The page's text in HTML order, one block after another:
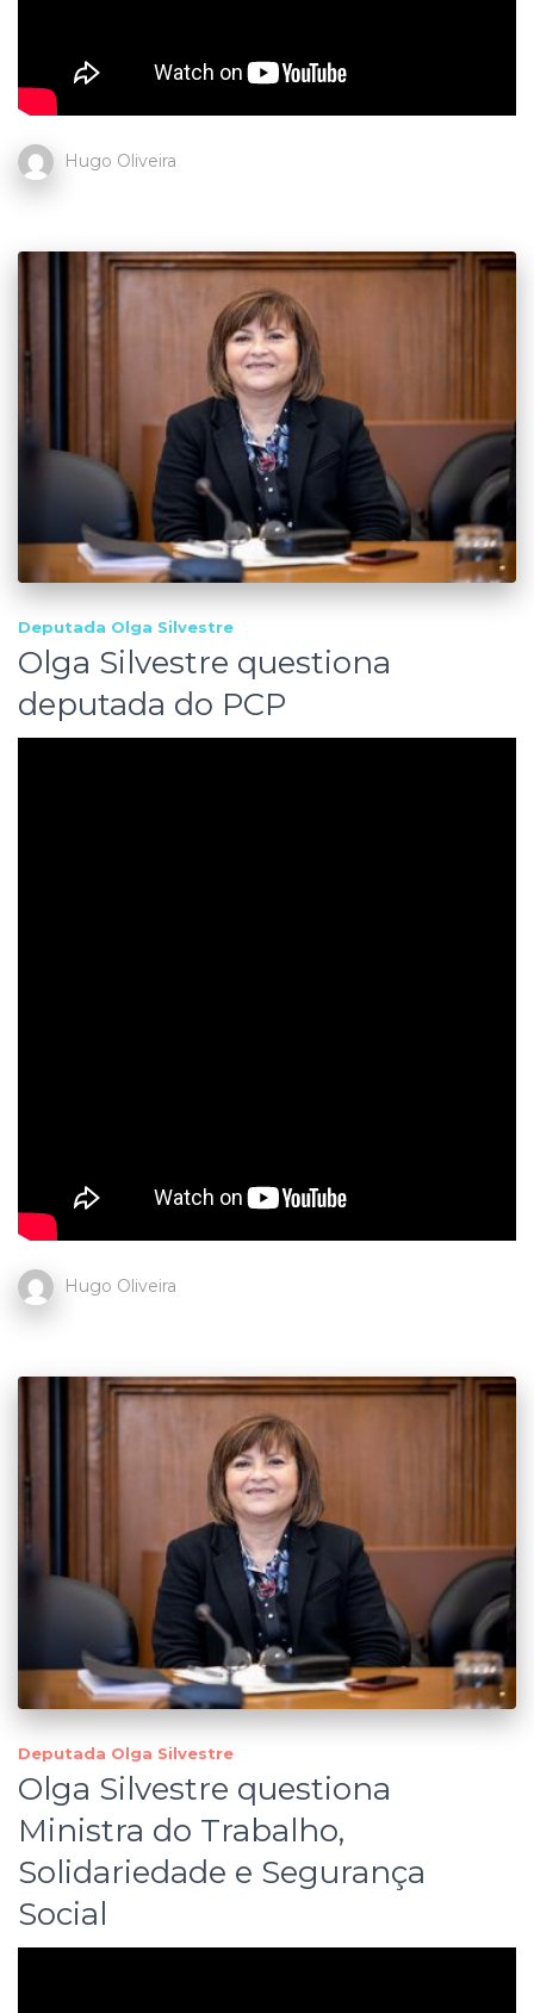
Hugo Oliveira
Deputada Olga Silvestre
Olga Silvestre questiona
deputada do PCP
Hugo Oliveira
Deputada Olga Silvestre
Olga Silvestre questiona
Ministra do Trabalho,
Solidariedade e Segurança
Social